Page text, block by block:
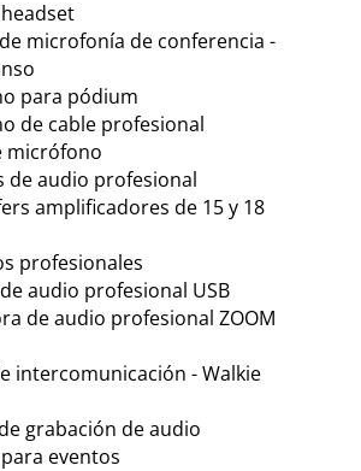
microfonía de conferencia -
para pódium
de cable profesional
micrófono
de audio profesional
amplificadores de 15 y 18
profesionales
audio profesional USB
de audio profesional ZOOM
intercomunicación - Walkie
grabación de audio
eventos